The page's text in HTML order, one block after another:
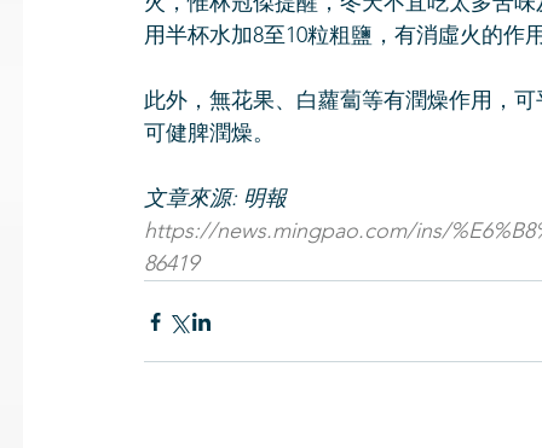
用半杯水加8至10粒粗鹽，有消虛火的作
此外，無花果、白蘿蔔等有潤燥作用，
可健脾潤燥。
文章來源: 明報
https://news.mingpao.com/ins/
86419